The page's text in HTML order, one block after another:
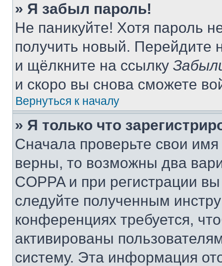
» Я забыл пароль!
Не паникуйте! Хотя пароль
получить новый. Перейдите
и щёлкните на ссылку
и скоро вы снова сможете
Вернуться к началу
» Я только что
Сначала проверьте свои
верны, то возможны два
COPPA и при регистрации
следуйте полученным
конференциях требуется,
активированы
систему. Эта информация